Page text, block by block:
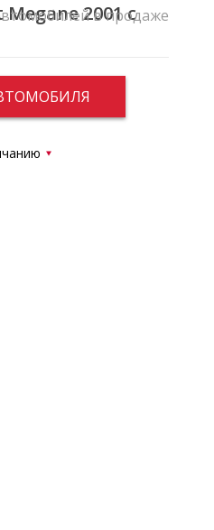
2001 с
в продаже